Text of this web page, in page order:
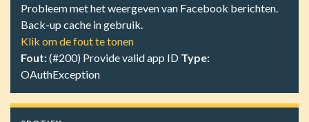
Probleem met het weergeven van Facebook berichten.
Back-up cache in gebruik.
Klik om de fout te tonen
Fout:(#200) Provide valid app ID Type:
OAuthException